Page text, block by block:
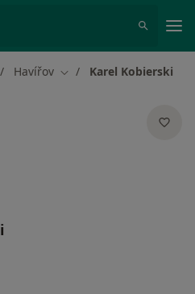
Havířov Změna města
Karel Kobierski